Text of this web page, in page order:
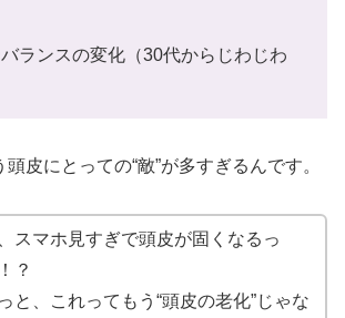
ランスの変化（30代からじわじわ
皮にとっての“敵”が多すぎるんです。
スマホ見すぎで頭皮が固くなるっ
？
と、これってもう“頭皮の老化”じゃな